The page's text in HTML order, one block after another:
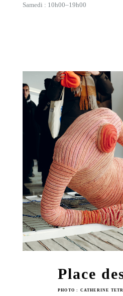
Samedi : 10h00–19h00
Place
PHOTO : CATHERINE